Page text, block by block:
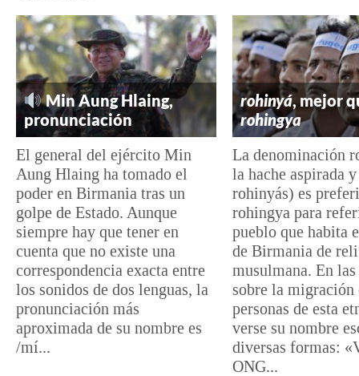
Min Aung Hlaing,
pronunciación
El general del ejército Min
Aung Hlaing ha tomado el
poder en Birmania tras un
golpe de Estado. Aunque
siempre hay que tener en
cuenta que no existe una
correspondencia exacta entre
los sonidos de dos lenguas, la
pronunciación más
aproximada de su nombre es
/mí...
rohinyá, mejor
rohingya
La denominación
la hache aspirada
rohinyás) es
rohingya para
pueblo que habita
de Birmania de
musulmana. En
sobre la migración
personas de esta
verse su nombre
diversas formas:
ONG...